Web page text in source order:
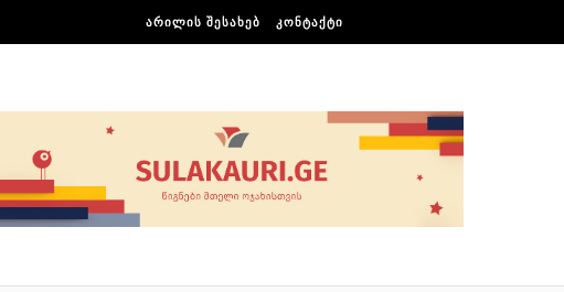
ᲐᲠᲘᲚᲘᲡ ᲨᲔᲡᲐᲮᲔᲑ ᲙᲝᲜᲢᲐᲥᲢᲘ